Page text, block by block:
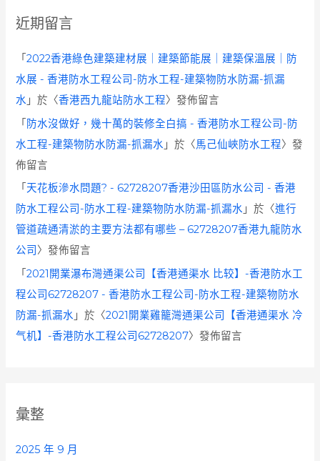
近期留言
「2022香港綠色建築建材展｜建築節能展｜建築保溫展｜防
水展 - 香港防水工程公司-防水工程-建築物防水防漏-抓漏
水 」於〈香港西九龍站防水工程〉發佈留言
「 防水沒做好，幾十萬的裝修全白搞 - 香港防水工程公司-防
水工程-建築物防水防漏-抓漏水 」於〈馬己仙峽防水工程〉發
佈留言
「 天花板滲水問題? - 62728207香港沙田區防水公司 - 香港
防水工程公司-防水工程-建築物防水防漏-抓漏水 」於〈進行
管道疏通清淤的主要方法都有哪些 – 62728207香港九龍防水
公司 〉發佈留言
「2021開業瀑布灣通渠公司【香港通渠水 比较】-香港防水工
程公司62728207 - 香港防水工程公司-防水工程-建築物防水
防漏-抓漏水 」於〈2021開業雞籠灣通渠公司【香港通渠水 冷
气机】-香港防水工程公司62728207〉發佈留言
彙整
2025 年 9 月